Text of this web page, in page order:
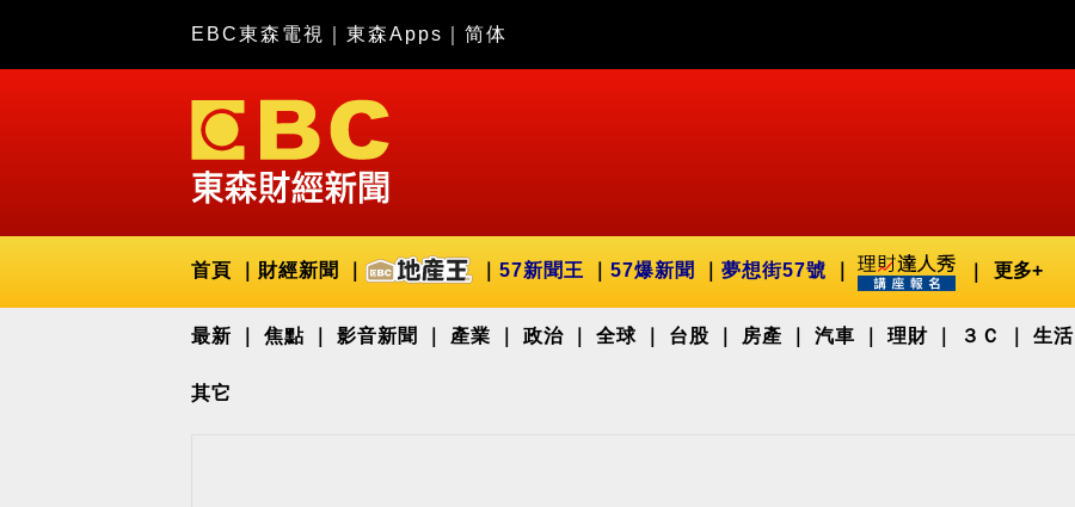
EBC東森電視 東森Apps 简体
首頁 財經新聞 57新聞王 57爆新聞 夢想街57號 更多+
最新 焦點 影音新聞 產業 政治 全球 台股 房產 汽車 理財 ３Ｃ 生活
其它